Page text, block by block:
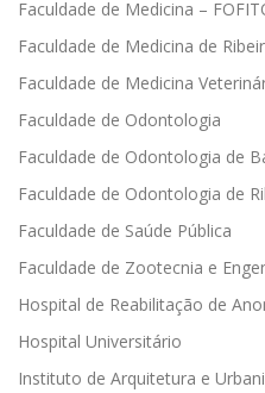
Faculdade de Medicina –
Faculdade de Medicina de
Faculdade de Medicina
Faculdade de Odontologia
Faculdade de Odontologia de
Faculdade de Odontologia de
Faculdade de Saúde Pública
Faculdade de Zootecnia e
Hospital de Reabilitação de
Hospital Universitário
Instituto de Arquitetura e